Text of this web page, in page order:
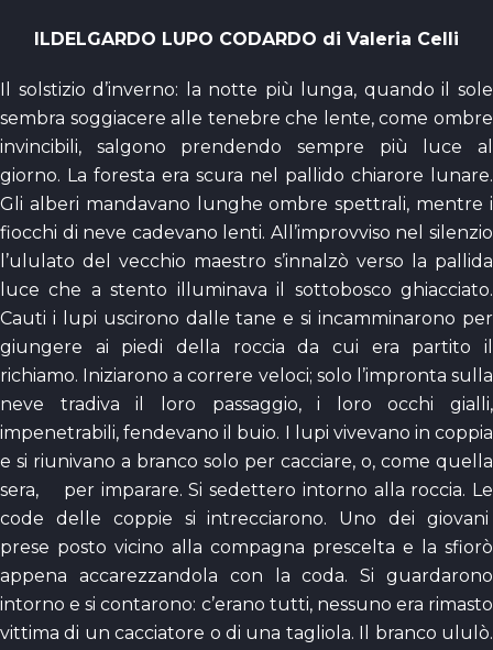
ILDELGARDO LUPO CODARDO di Valeria Celli
Il solstizio d’inverno: la notte più lunga, quando il sole
sembra soggiacere alle tenebre che lente, come ombre
invincibili, salgono prendendo sempre più luce al
giorno. La foresta era scura nel pallido chiarore lunare.
Gli alberi mandavano lunghe ombre spettrali, mentre i
fiocchi di neve cadevano lenti. All’improvviso nel silenzio
l’ululato del vecchio maestro s’innalzò verso la pallida
luce che a stento illuminava il sottobosco ghiacciato.
Cauti i lupi uscirono dalle tane e si incamminarono per
giungere ai piedi della roccia da cui era partito il
richiamo. Iniziarono a correre veloci; solo l’impronta sulla
neve tradiva il loro passaggio, i loro occhi gialli,
impenetrabili, fendevano il buio. I lupi vivevano in coppia
e si riunivano a branco solo per cacciare, o, come quella
sera, per imparare. Si sedettero intorno alla roccia. Le
code delle coppie si intrecciarono. Uno dei giovani
prese posto vicino alla compagna prescelta e la sfiorò
appena accarezzandola con la coda. Si guardarono
intorno e si contarono: c’erano tutti, nessuno era rimasto
vittima di un cacciatore o di una tagliola. Il branco ululò.